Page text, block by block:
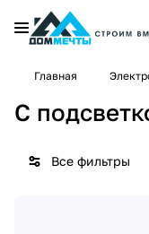
Главная
С
Все фильтры